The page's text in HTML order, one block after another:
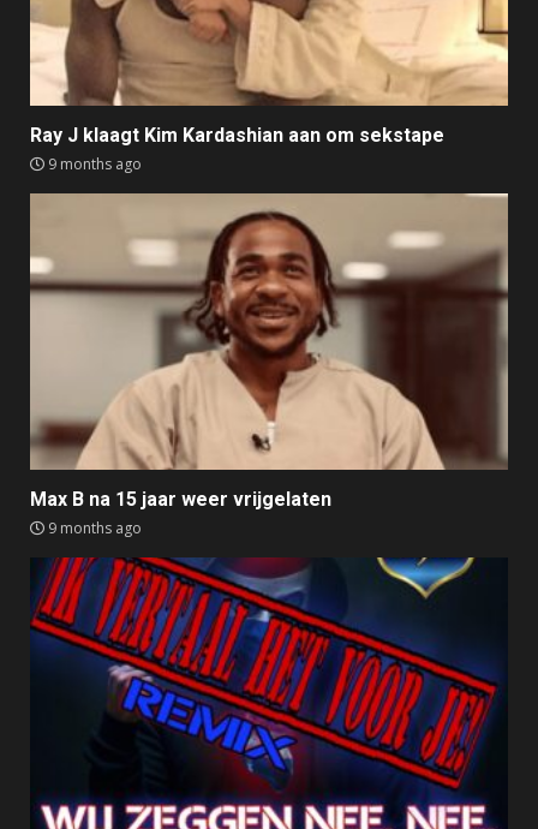
Ray J klaagt Kim Kardashian aan om sekstape
9 months ago
Max B na 15 jaar weer vrijgelaten
9 months ago